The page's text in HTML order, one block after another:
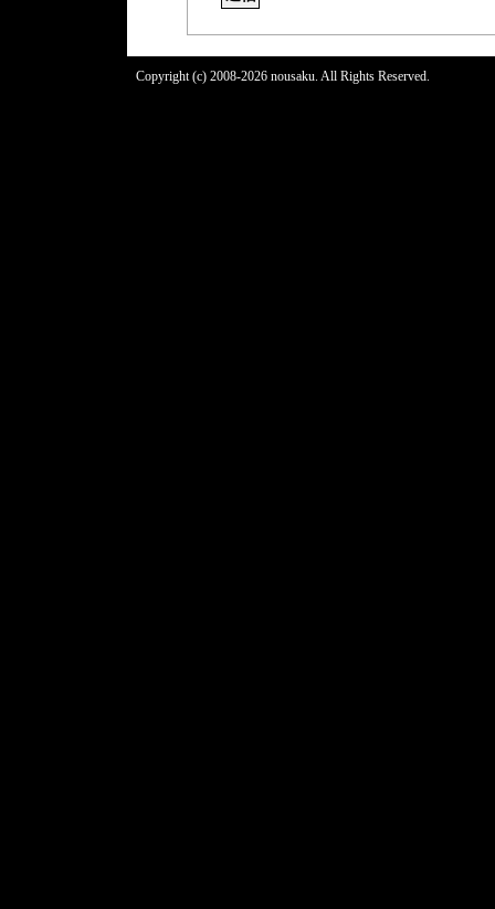
Copyright (c) 2008-2026 nousaku. All Rights Reserved.